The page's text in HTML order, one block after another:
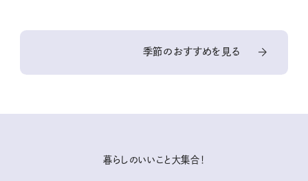
季節のおすすめを見る
暮らしのいいこと大集合！